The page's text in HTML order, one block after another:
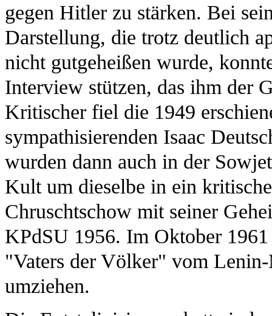
gegen Hitler zu stärken. Bei
Darstellung, die trotz deutlich
nicht gutgeheißen wurde,
Interview stützen, das ihm der
Kritischer fiel die 1949
sympathisierenden Isaac
wurden dann auch in der
Kult um dieselbe in ein
Chruschtschow mit seiner
KPdSU 1956. Im Oktober 1961
"Vaters der Völker" vom
umziehen.